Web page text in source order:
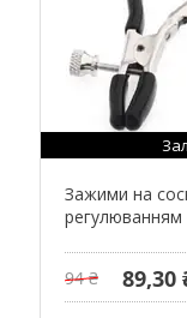
Зажими на
регулюванням
94 ₴ 89,30